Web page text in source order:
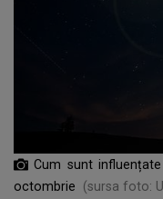
Cum sunt
octombrie
(sursa foto: